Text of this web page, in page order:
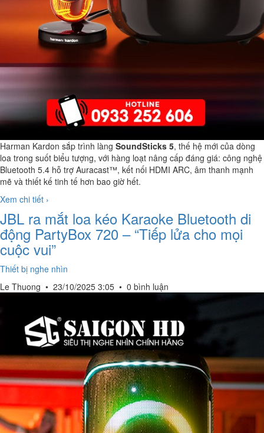
Harman Kardon sắp trình làng SoundSticks 5, thế hệ mới của dòng
loa trong suốt biểu tượng, với hàng loạt nâng cấp đáng giá: công nghệ
Bluetooth 5.4 hỗ trợ Auracast™, kết nối HDMI ARC, âm thanh mạnh
mẽ và thiết kế tinh tế hơn bao giờ hết.
Xem chi tiết ›
JBL ra mắt loa kéo Karaoke Bluetooth di
động PartyBox 720 – “Tiếp lửa cho mọi
cuộc vui”
Thiết bị nghe nhìn
Le Thuong • 23/10/2025 3:05 • 0 bình luận